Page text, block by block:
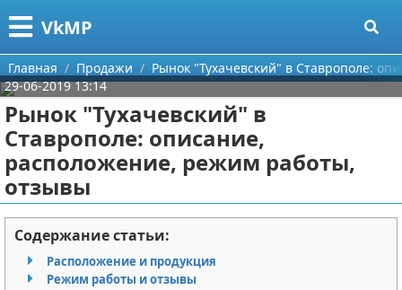
VkMP
Меню
Главная
Категории
Сельское хозяйство
Разное
Идеи бизнеса
Для руководителя
Поиск
О проекте
Контакты
Сотрудничество
Главная Продажи
Рынок "Тухачевский" в Ставрополе:
29-06-2019 13:14
Рынок "Тухачевский" в
Ставрополе: описание,
расположение, режим работы,
отзывы
Содержание статьи:
Расположение и продукция
Режим работы и отзывы